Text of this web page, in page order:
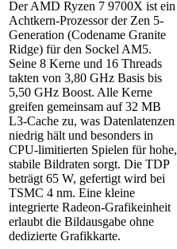
Der AMD Ryzen 7 9700X ist ein
Achtkern-Prozessor der Zen 5-
Generation (Codename Granite
Ridge) für den Sockel AM5.
Seine 8 Kerne und 16 Threads
takten von 3,80 GHz Basis bis
5,50 GHz Boost. Alle Kerne
greifen gemeinsam auf 32 MB
L3-Cache zu, was Datenlatenzen
niedrig hält und besonders in
CPU-limitierten Spielen für hohe,
stabile Bildraten sorgt. Die TDP
beträgt 65 W, gefertigt wird bei
TSMC 4 nm. Eine kleine
integrierte Radeon-Grafikeinheit
erlaubt die Bildausgabe ohne
dedizierte Grafikkarte.